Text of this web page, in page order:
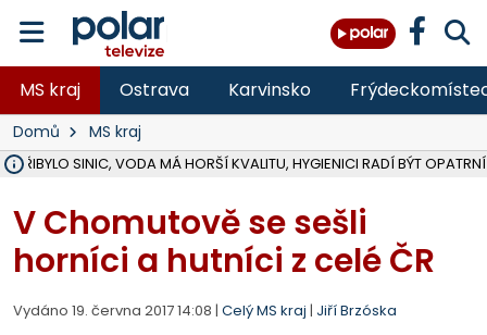
MS kraj Ostrava Karvinsko
Domů MS kraj
PŘIBYLO SINIC, VODA MÁ HORŠÍ KVALITU, HYGIENICI RADÍ BÝT OPATRNÍ
V Chomutově se sešli
horníci a hutníci z celé ČR
Vydáno 19. června 2017 14:08 | Celý MS kraj | Jiří Brzóska